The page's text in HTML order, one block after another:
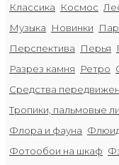
Классика
Космос
Музыка
Новинки
Перспектива
Перья
Разрез камня
Ретро
Средства
Тропики, пальмовые
Флора и фауна
Фотообои на шкаф